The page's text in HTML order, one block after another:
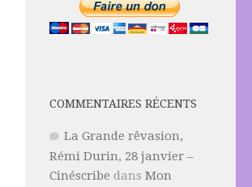
COMMENTAIRES RÉCENTS
La Grande rêvasion,
Rémi Durin, 28 janvier –
Cinéscribe dans Mon